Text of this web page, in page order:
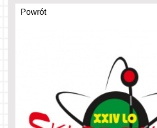
Powrót